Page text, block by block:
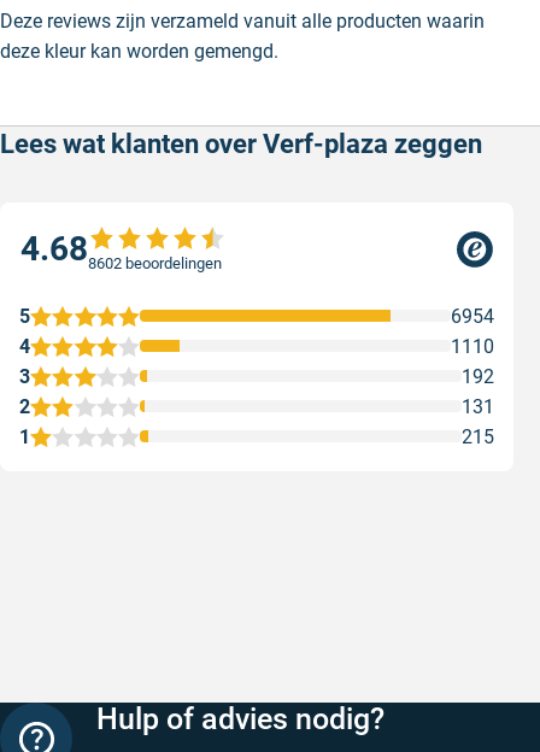
Deze reviews zijn verzameld vanuit alle producten waarin
deze kleur kan worden gemengd.
Lees wat klanten over Verf-plaza zeggen
4.688602 beoordelingen
1 215
2 131
3 192
4 1110
5 6954
Hulp of advies nodig?